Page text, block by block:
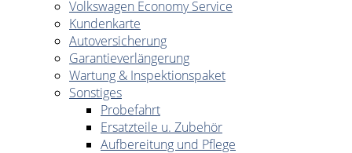
Volkswagen Economy Service
Kundenkarte
Autoversicherung
Garantieverlängerung
Wartung & Inspektionspaket
Sonstiges
Probefahrt
Ersatzteile u. Zubehör
Aufbereitung und Pflege